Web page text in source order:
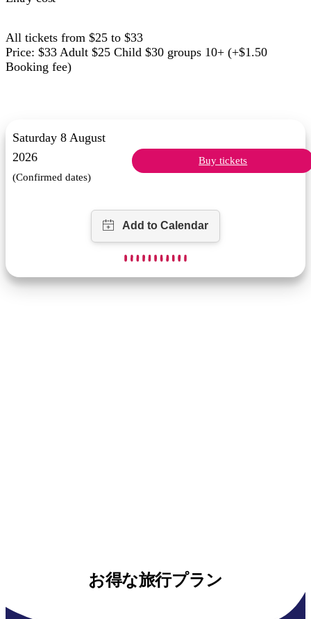
All tickets from $25 to $33
Price: $33 Adult $25 Child $30 groups 10+ (+$1.50
Booking fee)
Saturday 8 August
2026
(Confirmed dates)
Buy tickets
お得な旅行プラン